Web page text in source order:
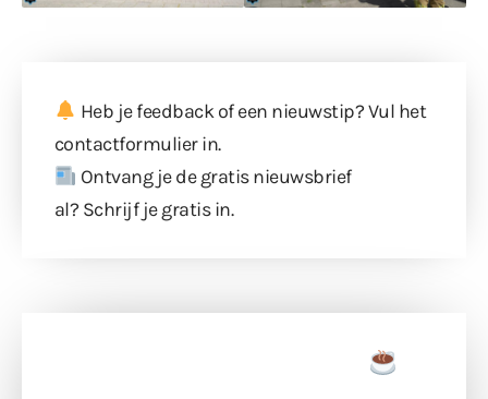
Heb je feedback of een nieuwstip? Vul het
contactformulierin.
Ontvang je de gratis nieuwsbrief
al? Schrijf je gratis in.